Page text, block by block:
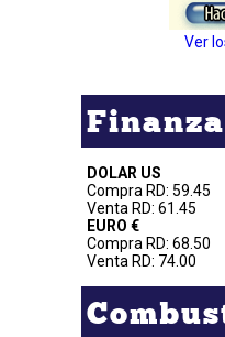
Ver
DOLAR US
Compra RD: 59.45
Venta RD: 61.45
EURO €
Compra RD: 68.50
Venta RD: 74.00